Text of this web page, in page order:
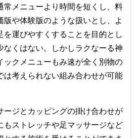
常メニューより時間を短くし、料
版や体験版のような扱いとし、よ
を運びやすくすることを目的とし
なくはない。しかしラクなーる神
ックメニューもみ速が全く別物の
は考えられない組み合わせが可能
ージとカッピングの掛け合わせが
もストレッチや足マッサージなど